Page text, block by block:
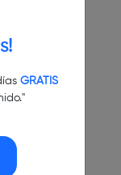
GRATIS